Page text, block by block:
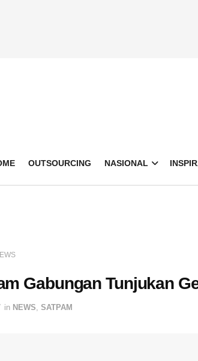
OUTSOURCING NASIONAL
Gabungan Tunjukan
in NEWS, SATPAM